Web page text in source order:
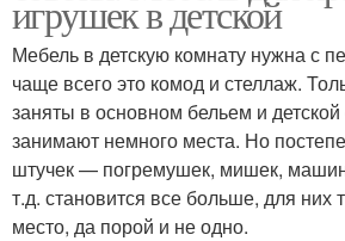
игрушек в детской
Мебель в детскую комнату нужна с
чаще всего это комод и стеллаж.
заняты в основном бельем и
занимают немного места. Но
штучек — погремушек, мишек,
т.д. становится все больше, для них
место, да порой и не одно.